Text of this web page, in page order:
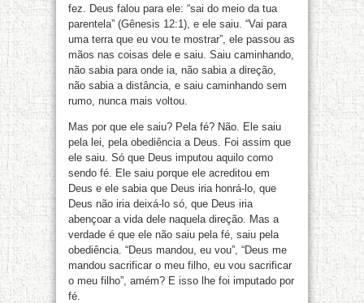
fez. Deus falou para ele: “sai do meio da tua
parentela” (Gênesis 12:1), e ele saiu. “Vai para
uma terra que eu vou te mostrar”, ele passou as
mãos nas coisas dele e saiu. Saiu caminhando,
não sabia para onde ia, não sabia a direção,
não sabia a distância, e saiu caminhando sem
rumo, nunca mais voltou.
Mas por que ele saiu? Pela fé? Não. Ele saiu
pela lei, pela obediência a Deus. Foi assim que
ele saiu. Só que Deus imputou aquilo como
sendo fé. Ele saiu porque ele acreditou em
Deus e ele sabia que Deus iria honrá-lo, que
Deus não iria deixá-lo só, que Deus iria
abençoar a vida dele naquela direção. Mas a
verdade é que ele não saiu pela fé, saiu pela
obediência. “Deus mandou, eu vou”, “Deus me
mandou sacrificar o meu filho, eu vou sacrificar
o meu filho”, amém? E isso lhe foi imputado por
fé.